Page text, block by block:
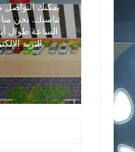
يمكنك التواصل
تناسبك. نحن
الساعة طوال
البريد الإلكتروني أو الهاتف.